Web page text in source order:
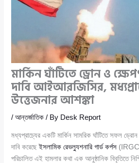
মার্কিন ঘাঁটিতে ড্রোন ও
দাবি আইআরজিসির,
উত্তেজনার আশঙ্কা
/আন্তর্জাতিক / By Desk Report
মধ্যপ্রাচ্যের একটি মার্কিন সামরিক ঘাঁটিতে সফল ড্রোন
দাবি করেছেইসলামিক রেভল্যুশনারি গার্ড কর্পস
পরিচালিত এই হামলার কথা এক আনুষ্ঠানিক বিবৃতিতে